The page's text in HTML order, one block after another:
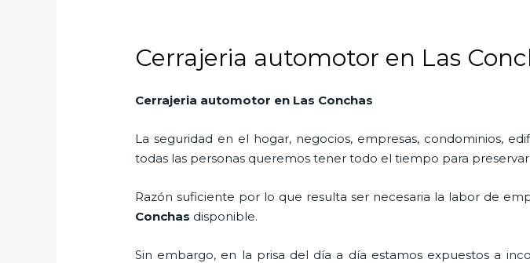
Cerrajeria automotor en Las
Cerrajeria automotor en Las Conchas
La seguridad en el hogar, negocios, empresas, condominios,
todas las personas queremos tener todo el tiempo para
Razón suficiente por lo que resulta ser necesaria la labor de
Conchas disponible.
Sin embargo, en la prisa del día a día estamos expuestos a